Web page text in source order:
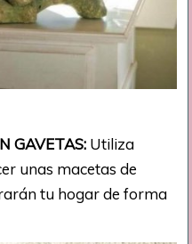
GAVETAS: Utiliza
unas macetas de
tu hogar de forma